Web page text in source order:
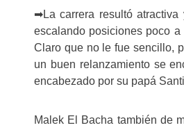
➡La carrera resultó
escalando posiciones poco
Claro que no le fue sencillo,
un buen relanzamiento se
encabezado por su papá
Malek El Bacha también de